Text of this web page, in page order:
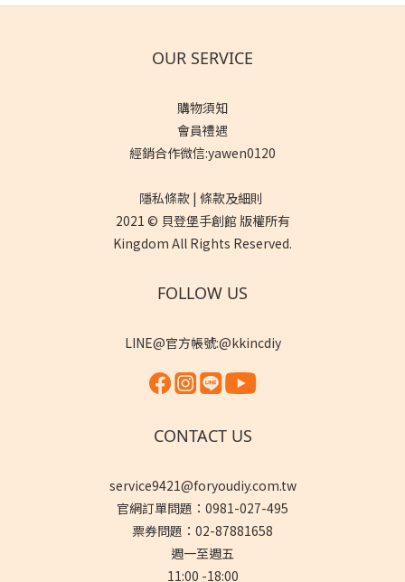
OUR SERVICE
購物須知
會員禮遇
經銷合作微信:yawen0120
隱私條款 | 條款及細則
2021 © 貝登堡手創館 版權所有
Kingdom All Rights Reserved.
FOLLOW US
LINE@官方帳號:@kkincdiy
CONTACT US
service9421@foryoudiy.com.tw
官網訂單問題：0981-027-495
票券問題：02-87881658
週一至週五
11:00 -18:00